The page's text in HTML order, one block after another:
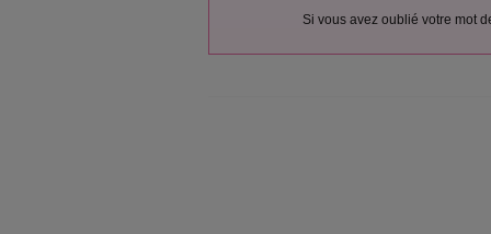
Si vous avez oublié votre mot